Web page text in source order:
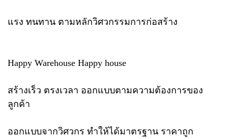
แรง ทนทาน ตามหลักวิศวกรรมการก่อสร้าง
Happy Warehouse Happy house
สร้างเร็ว ตรงเวลา ออกแบบตามความต้องการของ
ลูกค้า
ออกแบบจากวิศวกร ทำให้ได้มาตรฐาน ราคาถูก